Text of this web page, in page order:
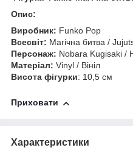
Опис:
Виробник: Funko Pop
Всесвіт: Магічна битва /
Персонаж: Nobara Kugisaki /
Матеріал: Vinyl / Вініл
Висота фігурки: 10,5 см
Приховати
Характеристики